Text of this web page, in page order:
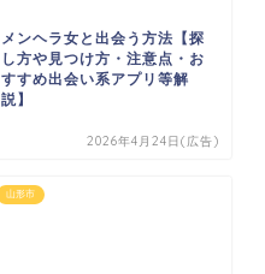
メンヘラ女と出会う方法【探
し方や見つけ方・注意点・お
すすめ出会い系アプリ等解
説】
2026年4月24日(広告)
山形市